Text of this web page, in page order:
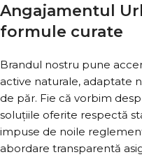
Angajamentul
formule curate
Brandul nostru pune
active naturale, adaptate
de păr. Fie că vorbim
soluțiile oferite respectă
impuse de noile
abordare transparentă